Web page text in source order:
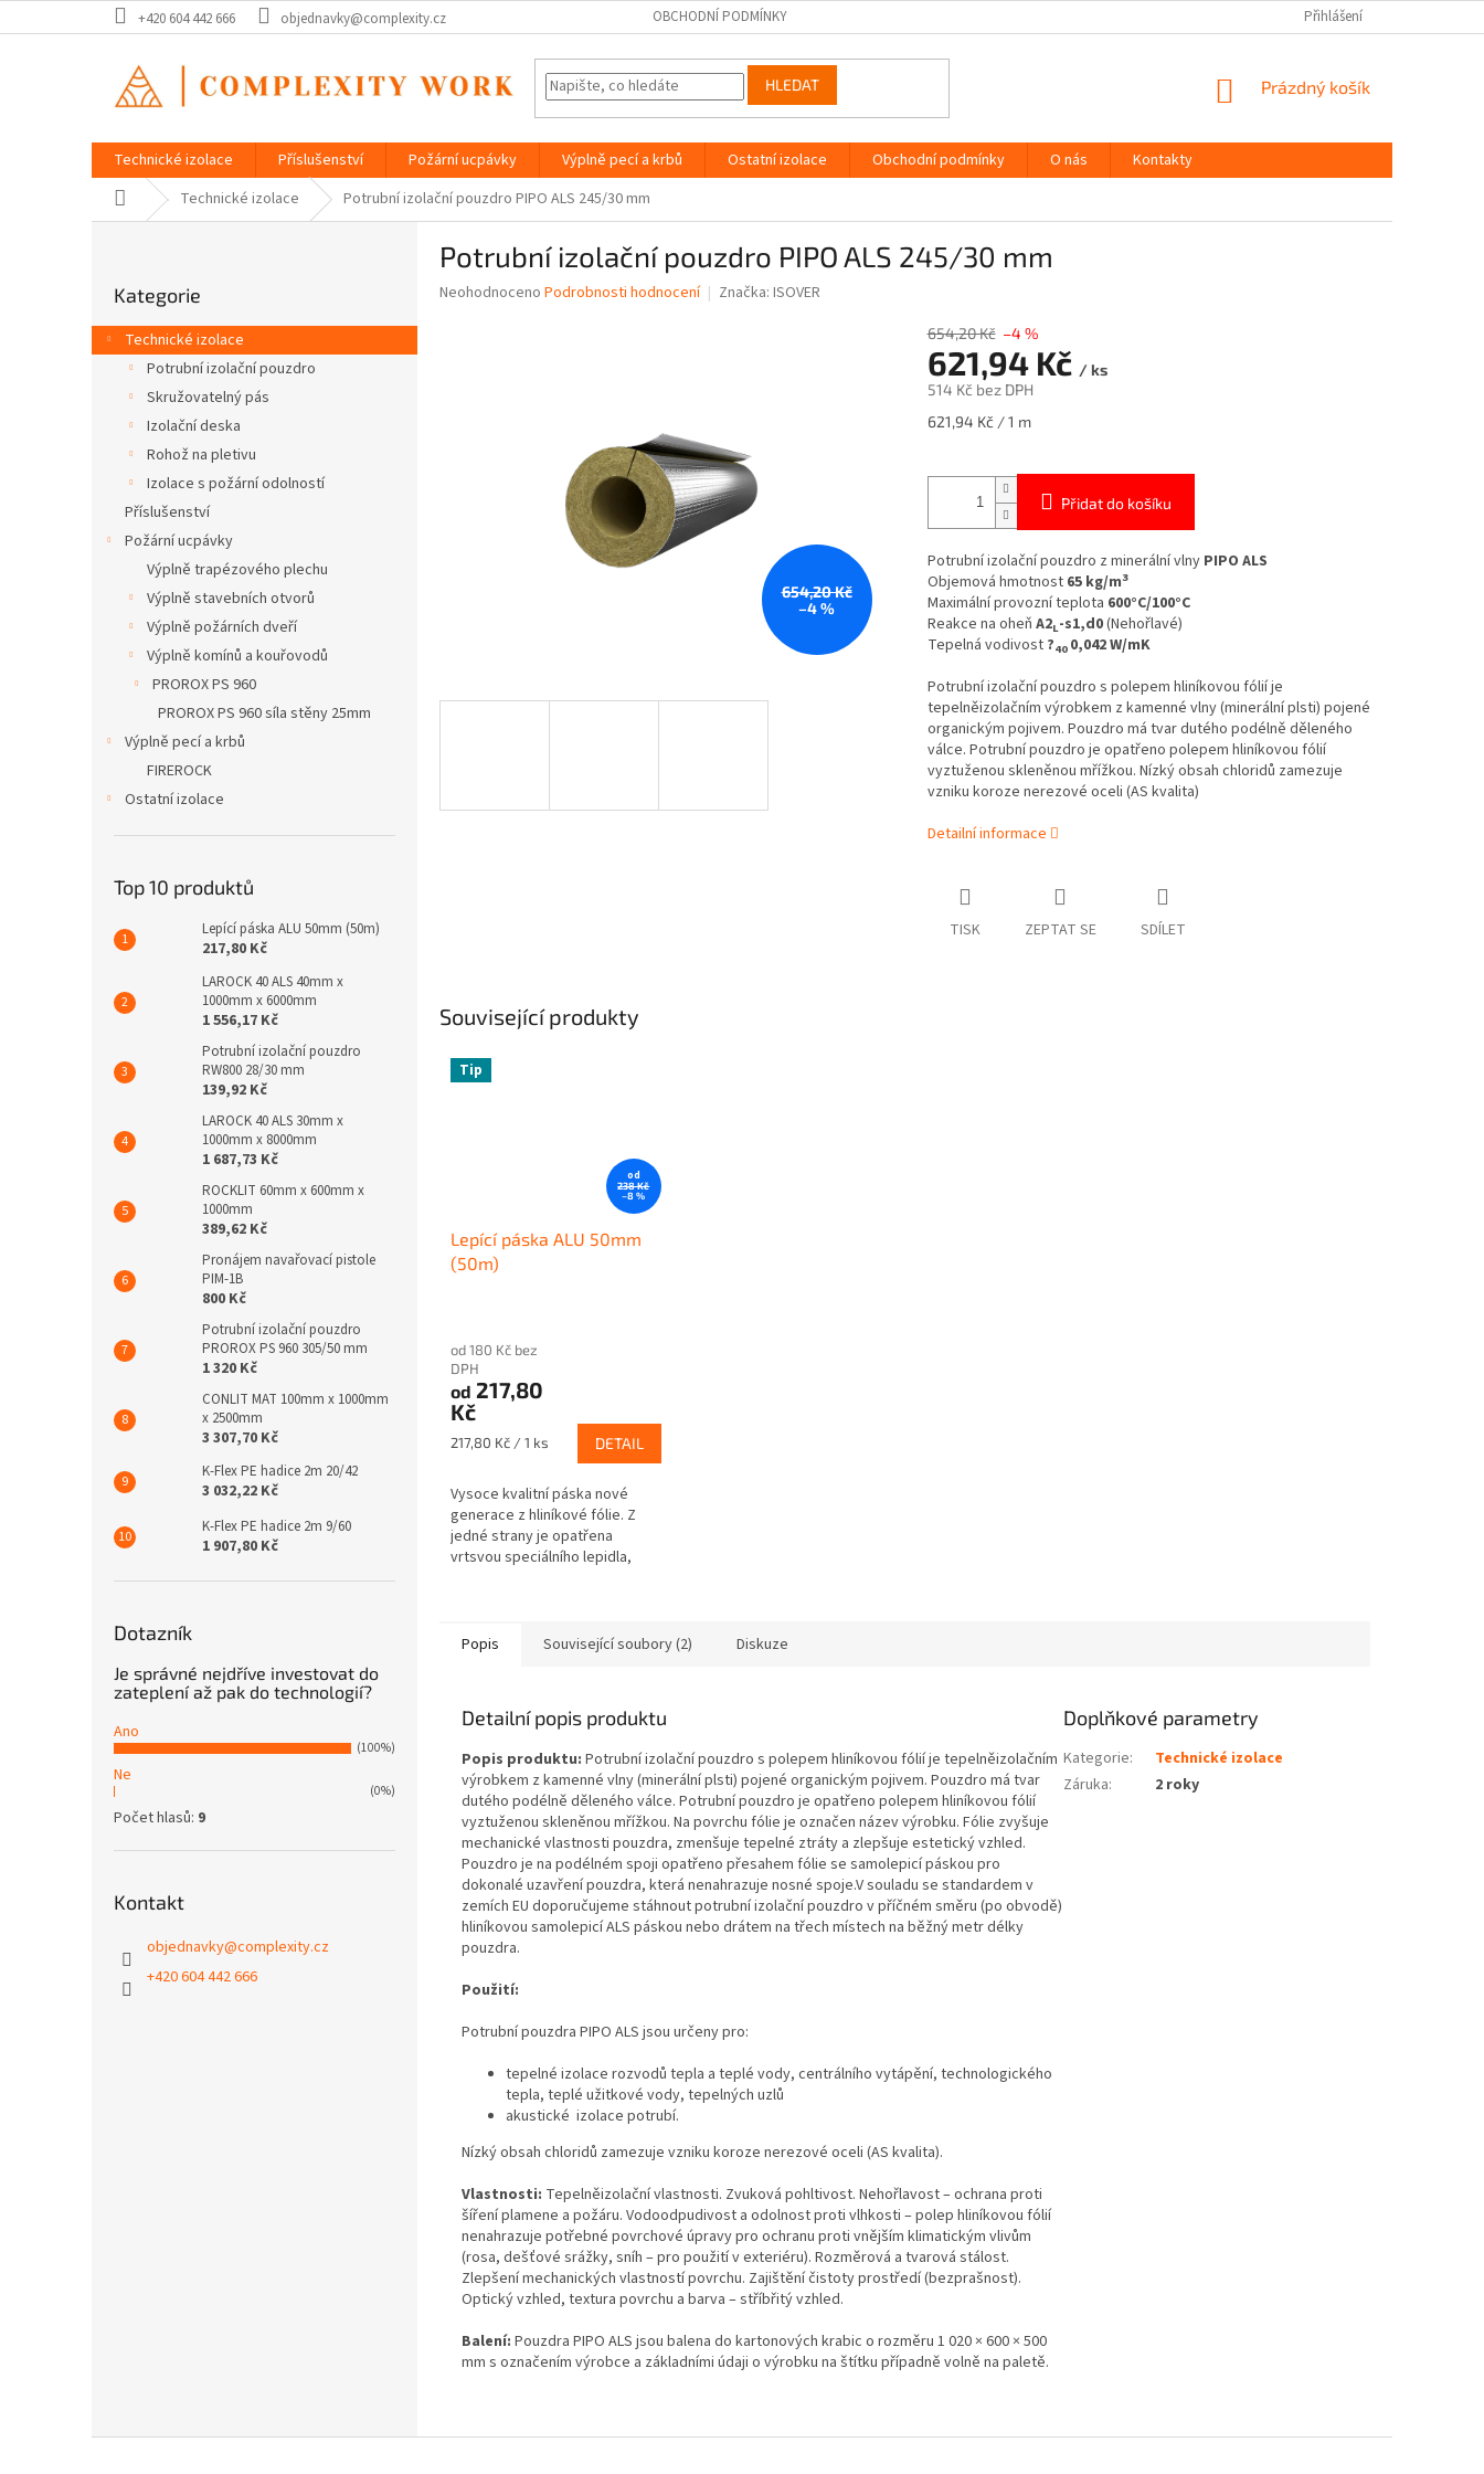
na
+420 604 442 666 objednavky@complexity.cz OBCHODNÍ PODMÍNKY Přihlášení
HLEDAT
NÁKUPNÍ
Prázdný košík
Technické izolace Příslušenství Požární ucpávky Výplně pecí a krbů Ostatní izolace Obchodní podmínky O nás
Kontakty
Domů Technické izolace Potrubní izolační pouzdro PIPO ALS 245/30 mm
r
a
kategorie
Kategorie
Technické izolace
Potrubní izolační pouzdro
Skružovatelný pás
Izolační deska
Rohož na pletivu
Izolace s požární odolností
Příslušenství
Požární ucpávky
Výplně trapézového plechu
Výplně stavebních otvorů
Výplně požárních dveří
Výplně komínů a kouřovodů
PROROX PS 960
PROROX PS 960 síla stěny 25mm
Výplně pecí a krbů
FIREROCK
Ostatní izolace
Top 10 produktů
Lepící páska ALU 50mm (50m)
217,80 Kč
LAROCK 40 ALS 40mm x
1000mm x 6000mm
1 556,17 Kč
Potrubní izolační pouzdro
RW800 28/30 mm
139,92 Kč
LAROCK 40 ALS 30mm x
1000mm x 8000mm
1 687,73 Kč
ROCKLIT 60mm x 600mm x
1000mm
389,62 Kč
Pronájem navařovací pistole
PIM-1B
800 Kč
Potrubní izolační pouzdro
PROROX PS 960 305/50 mm
1 320 Kč
CONLIT MAT 100mm x 1000mm
x 2500mm
3 307,70 Kč
K-Flex PE hadice 2m 20/42
3 032,22 Kč
K-Flex PE hadice 2m 9/60
1 907,80 Kč
Dotazník
Je správné nejdříve investovat do
zateplení až pak do technologií?
Ano
(100%)
Ne
(0%)
Počet hlasů: 9
Kontakt
objednavky@complexity.cz
+420 604 442 666
Potrubní izolační pouzdro PIPO ALS 245/30 mm
Průměrné
Neohodnoceno Podrobnosti hodnocení Značka: ISOVER
654,20 Kč
–4 %
654,20 Kč –4 %
621,94 Kč / ks
514 Kč bez DPH
Měrná
621,94 Kč / 1 m
Přidat do košíku
Potrubní izolační pouzdro z minerální vlny PIPO ALS
Objemová hmotnost 65 kg/m3
Maximální provozní teplota 600°C/100°C
Reakce na oheň A2L-s1,d0(Nehořlavé)
Tepelná vodivost ?40 0,042 W/mK
Potrubní izolační pouzdro s polepem hliníkovou fólií je
tepelněizolačním výrobkem z kamenné vlny (minerální plsti) pojené
organickým pojivem. Pouzdro má tvar dutého podélně děleného
válce. Potrubní pouzdro je opatřeno polepem hliníkovou fólií
vyztuženou skleněnou mřížkou. Nízký obsah chloridů zamezuje
vzniku koroze nerezové oceli (AS kvalita)
Detailní informace
TISK ZEPTAT SE SDÍLET
Související produkty
Tip
od
238 Kč
–8 %
Lepící páska ALU 50mm
(50m)
od 180 Kč bez
DPH
od 217,80
Kč
Měrná
217,80 Kč / 1 ks DETAIL
Vysoce kvalitní páska nové
generace z hliníkové fólie. Z
jedné strany je opatřena
vrtsvou speciálního lepidla,
Popis Související soubory (2) Diskuze
Detailní popis produktu
Popis produktu: Potrubní izolační pouzdro s polepem hliníkovou fólií je tepelněizolačním
výrobkem z kamenné vlny (minerální plsti) pojené organickým pojivem. Pouzdro má tvar
dutého podélně děleného válce. Potrubní pouzdro je opatřeno polepem hliníkovou fólií
vyztuženou skleněnou mřížkou. Na povrchu fólie je označen název výrobku. Fólie zvyšuje
mechanické vlastnosti pouzdra, zmenšuje tepelné ztráty a zlepšuje estetický vzhled.
Pouzdro je na podélném spoji opatřeno přesahem fólie se samolepicí páskou pro
dokonalé uzavření pouzdra, která nenahrazuje nosné spoje.V souladu se standardem v
zemích EU doporučujeme stáhnout potrubní izolační pouzdro v příčném směru (po obvodě)
hliníkovou samolepicí ALS páskou nebo drátem na třech místech na běžný metr délky
pouzdra.
Použití:
Potrubní pouzdra PIPO ALS jsou určeny pro:
tepelné izolace rozvodů tepla a teplé vody, centrálního vytápění, technologického
tepla, teplé užitkové vody, tepelných uzlů
akustické izolace potrubí.
Nízký obsah chloridů zamezuje vzniku koroze nerezové oceli (AS kvalita).
Vlastnosti: Tepelněizolační vlastnosti. Zvuková pohltivost. Nehořlavost – ochrana proti
šíření plamene a požáru. Vodoodpudivost a odolnost proti vlhkosti – polep hliníkovou fólií
nenahrazuje potřebné povrchové úpravy pro ochranu proti vnějším klimatickým vlivům
(rosa, dešťové srážky, sníh – pro použití v exteriéru). Rozměrová a tvarová stálost.
Zlepšení mechanických vlastností povrchu. Zajištění čistoty prostředí (bezprašnost).
Optický vzhled, textura povrchu a barva – stříbřitý vzhled.
Balení: Pouzdra PIPO ALS jsou balena do kartonových krabic o rozměru 1 020 × 600 × 500
mm s označením výrobce a základními údaji o výrobku na štítku případně volně na paletě.
Doplňkové parametry
Kategorie:
Technické izolace
Záruka: 2 roky